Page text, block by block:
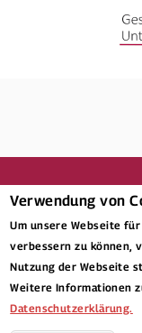
Verwendung von
Um unsere Webseite
verbessern zu können,
Nutzung der Webseite
Weitere Informationen
Datenschutzerklärung.